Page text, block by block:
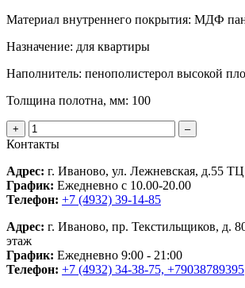
Материал внутреннего покрытия: МДФ
Назначение: для квартиры
Наполнитель: пенополистерол высокой
Толщина полотна, мм: 100
+ –
Контакты
Адрес: г. Иваново, ул. Лежневская, д.55
График: Ежедневно с 10.00-20.00
Телефон: +7 (4932) 39-14-85
Адрес: г. Иваново, пр. Текстильщиков, д.
этаж
График: Ежедневно 9:00 - 21:00
Телефон: +7 (4932) 34-38-75, +79038789395